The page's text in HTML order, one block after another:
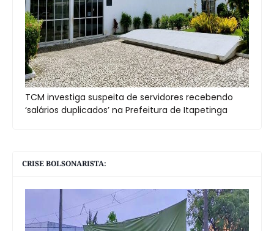
TCM investiga suspeita de servidores recebendo
‘salários duplicados’ na Prefeitura de Itapetinga
CRISE BOLSONARISTA: